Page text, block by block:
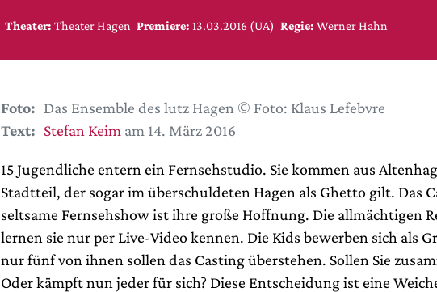
Theater: Theater Hagen Premiere: 13.03.2016 (UA) Regie: Werner Hahn
Foto: Das Ensemble des lutz Hagen © Foto: Klaus Lefebvre
Text: Stefan Keim am 14. März 2016
15 Jugendliche entern ein Fernsehstudio. Sie kommen aus
Stadtteil, der sogar im überschuldeten Hagen als Ghetto gilt. Das
seltsame Fernsehshow ist ihre große Hoffnung. Die allmächtigen
lernen sie nur per Live-Video kennen. Die Kids bewerben sich als
nur fünf von ihnen sollen das Casting überstehen. Sollen Sie
Oder kämpft nun jeder für sich? Diese Entscheidung ist eine